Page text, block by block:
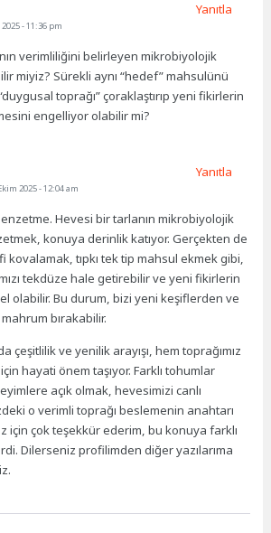
- 11:36 pm
verimliliğini belirleyen mikrobiyolojik
miyiz? Sürekli aynı “hedef” mahsulünü
toprağı” çoraklaştırıp yeni fikirlerin
engelliyor olabilir mi?
Yanıtla
2025 - 12:04 am
Hevesi bir tarlanın mikrobiyolojik
konuya derinlik katıyor. Gerçekten de
kovalamak, tıpkı tek tip mahsul ekmek gibi,
tekdüze hale getirebilir ve yeni fikirlerin
olabilir. Bu durum, bizi yeni keşiflerden ve
bırakabilir.
çeşitlilik ve yenilik arayışı, hem toprağımız
hayati önem taşıyor. Farklı tohumlar
açık olmak, hevesimizi canlı
o verimli toprağı beslemenin anahtarı
için çok teşekkür ederim, bu konuya farklı
Dilerseniz profilimden diğer yazılarıma
Yanıtla